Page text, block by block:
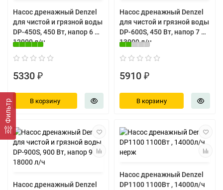
Фильтр
Насос дренажный Denzel
для чистой и грязной воды
DP-450S, 450 Вт, напор 6 м,
12000 л/ч
5330 ₽
В корзину
Насос дренажный Denzel
для чистой и грязной воды
DP-600S, 450 Вт, напор 7 м,
13000 л/ч
5910 ₽
В корзину
Насос дренажный Denzel
Насос дренажный Denzel
DP1100 1100Вт , 14000л/ч